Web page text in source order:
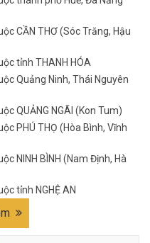
CẦN THƠ (Sóc Trăng, Hậu
tỉnh THANH HÓA
Quảng Ninh, Thái Nguyên
QUẢNG NGÃI (Kon Tum)
PHÚ THỌ (Hòa Bình, Vĩnh
NINH BÌNH (Nam Định, Hà
tỉnh NGHỆ AN